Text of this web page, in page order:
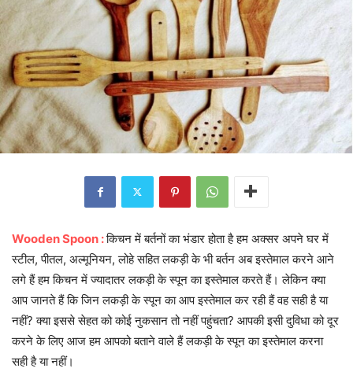
Wooden Spoon :किचन में बर्तनों का भंडार होता है हम अक्सर अपने घर में
स्टील, पीतल, अल्मूनियन, लोहे सहित लकड़ी के भी बर्तन अब इस्तेमाल करने आने
लगे हैं हम किचन में ज्यादातर लकड़ी के स्पून का इस्तेमाल करते हैं। लेकिन क्या
आप जानते हैं कि जिन लकड़ी के स्पून का आप इस्तेमाल कर रही हैं वह सही है या
नहीं? क्या इससे सेहत को कोई नुकसान तो नहीं पहुंचता? आपकी इसी दुविधा को दूर
करने के लिए आज हम आपको बताने वाले हैं लकड़ी के स्पून का इस्तेमाल करना
सही है या नहीं।